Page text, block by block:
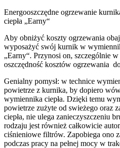
Energooszczędne ogrzewanie
ciepła „Earny“
Aby obniżyć koszty ogrzewania
wyposażyć swój kurnik w
„Earny“. Przynosi on, szczególnie
oszczędność kosztów ogrzewania
Genialny pomysł: w technice
powietrze z kurnika, by dopiero
wymiennika ciepła. Dzięki temu
powietrze zużyte od swieżego oraz
ciepła, nie ulega zanieczyszczeniu
rodzaju jest również całkowicie
ciśnieniowe filtrów. Zapobiega ono
podczas pracy na pełnej mocy w